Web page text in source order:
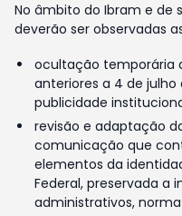
No âmbito do Ibram e de
deverão ser observadas
ocultação temporária
anteriores a 4 de
publicidade
revisão e adaptação
comunicação que
elementos da
Federal, preservada a
administrativos,